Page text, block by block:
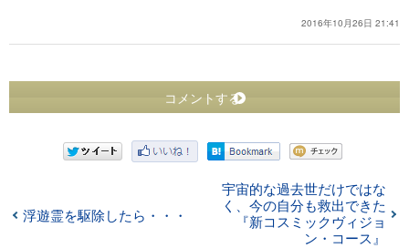
2016年10月26日 21:41
コメントする
浮遊霊を駆除したら・・・
宇宙的な過去世だけではな
く、今の自分も救出できた
『新コスミックヴィジョ
ン・コース』